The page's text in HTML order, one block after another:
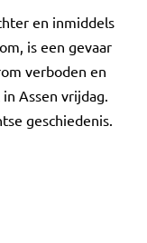
en inmiddels
is een gevaar
verboden en
Assen vrijdag.
geschiedenis.